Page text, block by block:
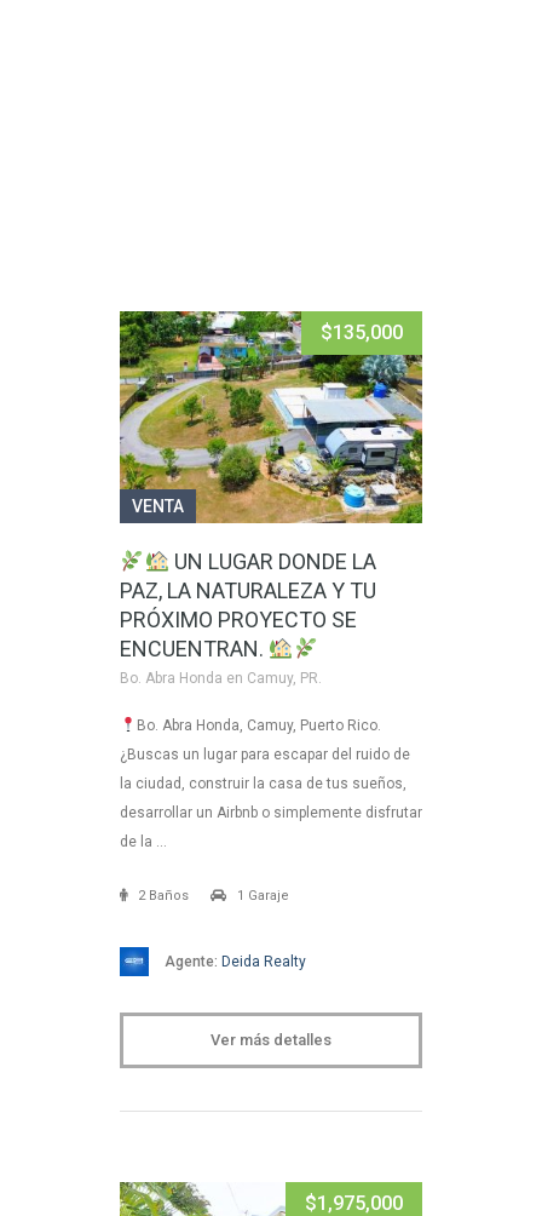
VENTA
$135,000
UN LUGAR DONDE LA
PAZ, LA NATURALEZA Y TU
PRÓXIMO PROYECTO SE
ENCUENTRAN.
Bo. Abra Honda en Camuy, PR.
Bo. Abra Honda, Camuy, Puerto Rico.
¿Buscas un lugar para escapar del ruido de
la ciudad, construir la casa de tus sueños,
desarrollar un Airbnb o simplemente disfrutar
de la …
2 Baños 1 Garaje
Agente: Deida Realty
Ver más detalles
$1,975,000